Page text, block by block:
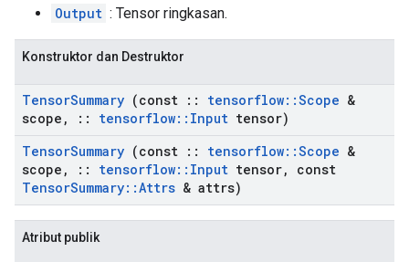
Output : Tensor ringkasan.
Konstruktor dan Destruktor
TensorSummary (const :: tensorflow::Scope &
scope , :: tensorflow:: Input tensor)
TensorSummary (const :: tensorflow::Scope &
scope , :: tensorflow:: Input tensor,
const
TensorSummary::Attrs & attrs)
Atribut publik